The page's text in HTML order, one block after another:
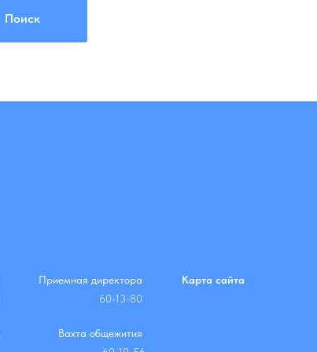
Поиск
Карта сайта
Приемная директора
Вахта общежития
60-13-80